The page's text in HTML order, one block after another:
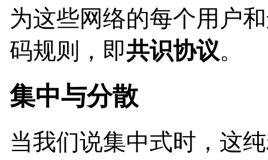
为这些网络的每个用户
码规则，即共识协议。
集中与分散
当我们说集中式时，这